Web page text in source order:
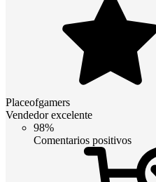
Placeofgamers
Vendedor excelente
98%
Comentarios positivos